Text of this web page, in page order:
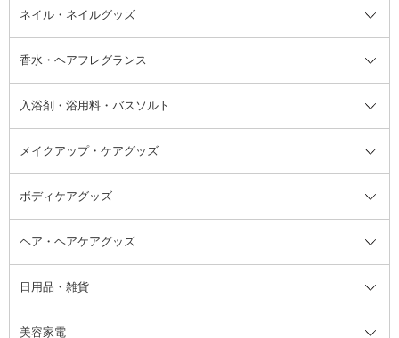
洗い流すパック・マスク
リップクリーム・リップケア
顔用マッサージ料
チーク
ハイライト・シェーディング
バストケア
ネイルケア
脱毛・除毛ケア
ヘアスタイリング剤
頭皮ケア・育毛剤
その他シャンプー・ヘアケア・ヘ
アスタイリング
サンオイル・タンニング
その他日焼け対策・UVケア
デオドラント・制汗剤・汗ケア全
て
フット用デオドラント・制汗剤・
汗ケア
ネイル・ネイルグッズ
ネイル・ネイルグッズ全て
ジェルネイル
リムーバー・除光液
香水・ヘアフレグランス
香水・ヘアフレグランス全て
フレグランスミスト
その他香水・ヘアフレグランス
入浴剤・浴用料・バスソルト
入浴剤・浴用料・バスソルト全て
バスソルト
メイクアップ・ケアグッズ
メイクアップ・ケアグッズ全て
コットン・綿棒
洗顔グッズ
ブラシ・チップ
ボディケアグッズ
ボディケアグッズ全て
マッサージ・ボディケアグッズ
かかと・角質ケアグッズ
ヘア・ヘアケアグッズ
ヘア・ヘアケアグッズ全て
ヘアゴム
日用品・雑貨
日用品・雑貨全て
美容家電